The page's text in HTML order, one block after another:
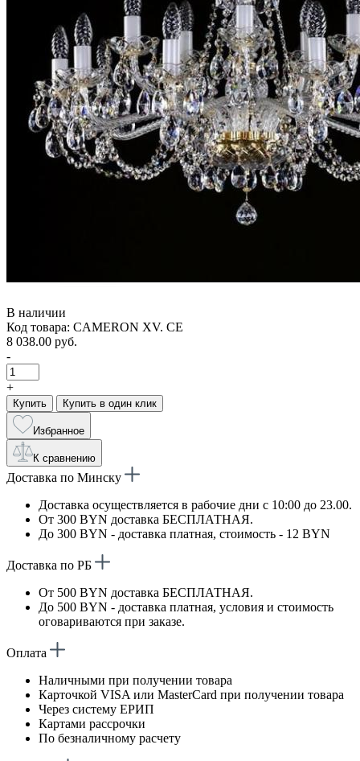
В наличии
Код товара: CAMERON XV. CE
8 038.00 руб.
-
+
Купить Купить в один клик
Избранное
К сравнению
Доставка по Минску
Доставка осуществляется в рабочие дни с 10:00 до 23.00.
От 300 BYN доставка БЕСПЛАТНАЯ.
До 300 BYN - доставка платная, стоимость - 12 BYN
Доставка по РБ
От 500 BYN доставка БЕСПЛАТНАЯ.
До 500 BYN - доставка платная, условия и стоимость
оговариваются при заказе.
Оплата
Наличными при получении товара
Карточкой VISA или MasterCard при получении товара
Через систему ЕРИП
Картами рассрочки
По безналичному расчету